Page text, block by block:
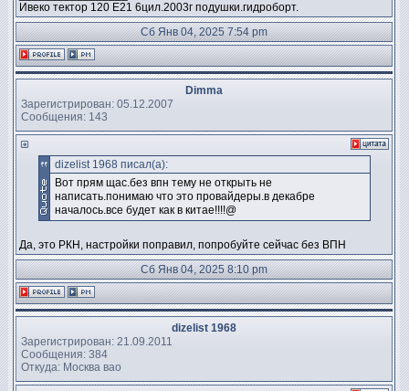
Ивеко тектор 120 Е21 6цил.2003г подушки.гидроборт.
Сб Янв 04, 2025 7:54 pm
Dimma
Зарегистрирован: 05.12.2007
Сообщения: 143
dizelist 1968 писал(а):
Вот прям щас.без впн тему не открыть не
написать.понимаю что это провайдеры.в декабре
началось.все будет как в китае!!!!@
Да, это РКН, настройки поправил, попробуйте сейчас без ВПН
Сб Янв 04, 2025 8:10 pm
dizelist 1968
Зарегистрирован: 21.09.2011
Сообщения: 384
Откуда: Москва вао